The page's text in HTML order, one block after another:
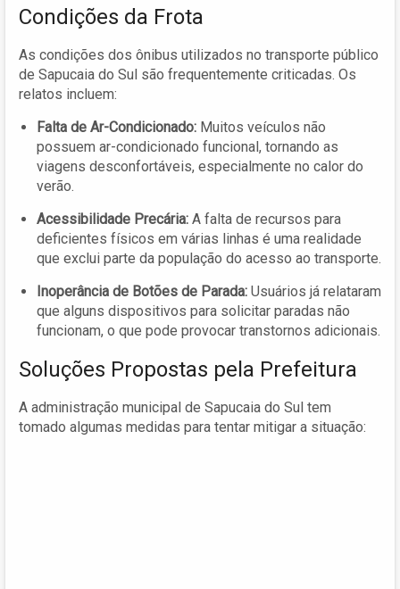
Condições da Frota
As condições dos ônibus utilizados no transporte público
de Sapucaia do Sul são frequentemente criticadas. Os
relatos incluem:
Falta de Ar-Condicionado: Muitos veículos não
possuem ar-condicionado funcional, tornando as
viagens desconfortáveis, especialmente no calor do
verão.
Acessibilidade Precária: A falta de recursos para
deficientes físicos em várias linhas é uma realidade
que exclui parte da população do acesso ao transporte.
Inoperância de Botões de Parada: Usuários já relataram
que alguns dispositivos para solicitar paradas não
funcionam, o que pode provocar transtornos adicionais.
Soluções Propostas pela Prefeitura
A administração municipal de Sapucaia do Sul tem
tomado algumas medidas para tentar mitigar a situação: